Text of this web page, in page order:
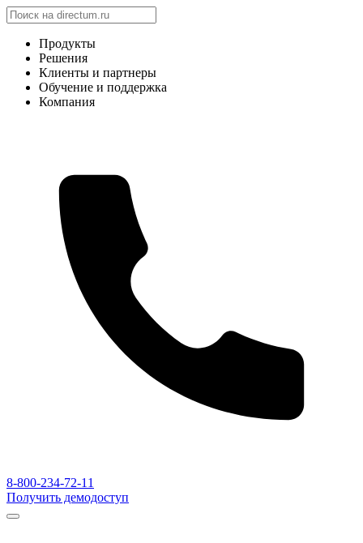
Продукты
Решения
Клиенты и партнеры
Обучение и поддержка
Компания
8-800-234-72-11
Получить демодоступ